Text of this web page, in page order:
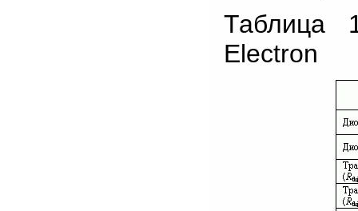
Таблица
Electron